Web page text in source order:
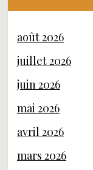
août 2026
juillet 2026
juin 2026
mai 2026
avril 2026
mars 2026